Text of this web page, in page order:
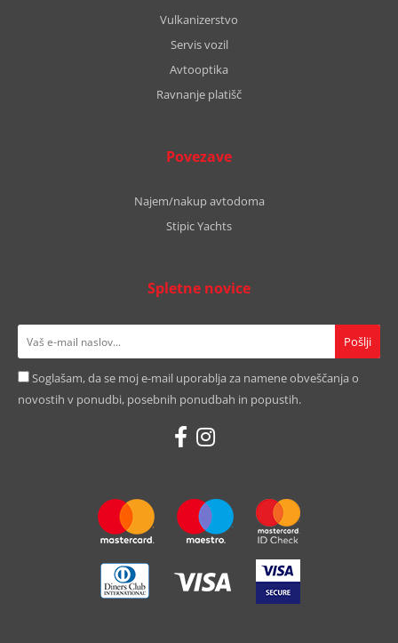
Vulkanizerstvo
Servis vozil
Avtooptika
Ravnanje platišč
Povezave
Najem/nakup avtodoma
Stipic Yachts
Spletne novice
Soglašam, da se moj e-mail uporablja za namene obveščanja o
novostih v ponudbi, posebnih ponudbah in popustih.